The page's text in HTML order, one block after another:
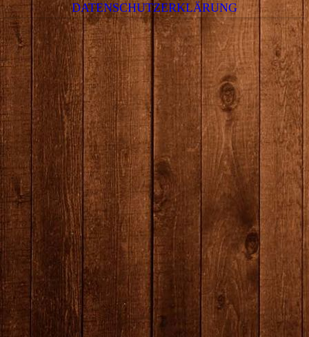
DATENSCHUTZERKLÄRUNG